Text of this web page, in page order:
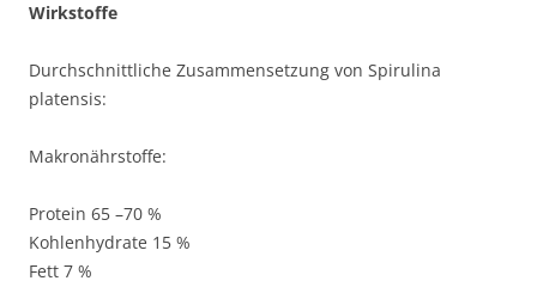
Wirkstoffe
Durchschnittliche Zusammensetzung von Spirulina
platensis:
Makronährstoffe:
Protein 65 –70 %
Kohlenhydrate 15 %
Fett 7 %